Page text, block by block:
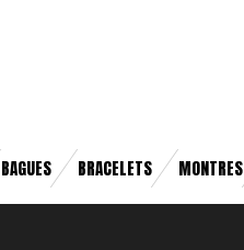
BAGUES BRACELETS MONTRES